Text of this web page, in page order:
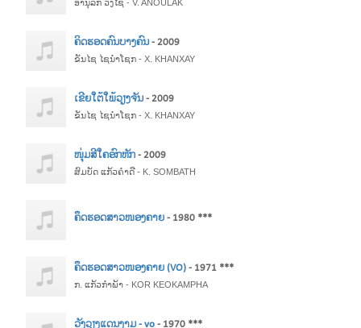
ອານຸລັກ ວົງໄຊ - V. ANOULAK
ຄິດຮອດຄົນບາງຄົນ- 2009
ຂັນໄຊ ໄຊນຳໂຊກ - X. KHANXAY
ເຂີຍໃຕ້ໃພ້ວຽງຈັນ- 2009
ຂັນໄຊ ໄຊນຳໂຊກ - X. KHANXAY
ໜຸ່ມສີໃຄອົກຫັກ- 2009
ສົມບັດ ແກ້ວຄຳດີ - K. SOMBATH
ຄຶດຮອດສາວໜອງຄາຍ- 1980 ***
ຄຶດຮອດສາວໜອງຄາຍ (VO)- 1971 ***
ກ. ແກ້ວກໍາພ້າ - KOR KEOKAMPHA
ວັງວຽງແດນງາມ - vo- 1970 ***